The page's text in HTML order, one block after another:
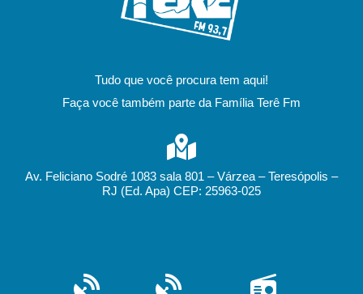
Tudo que você procura tem aqui!
Faça você também parte da Família Terê Fm
Av. Feliciano Sodré 1083 sala 801 – Várzea – Teresópolis –
RJ (Ed. Apa) CEP: 25963-025